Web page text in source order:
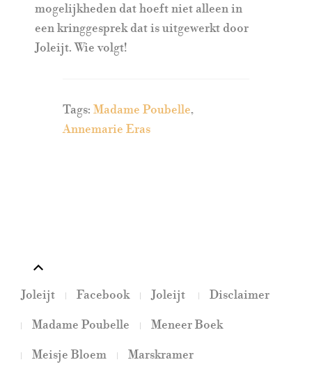
mogelijkheden dat hoeft niet alleen in
een kringgesprek dat is uitgewerkt door
Joleijt. Wie volgt!
Tags: Madame Poubelle,
Annemarie Eras
Joleijt Facebook Joleijt
Disclaimer
Madame Poubelle
Meneer Boek
Meisje Bloem
Marskramer